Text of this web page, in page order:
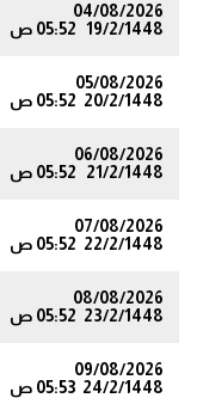
04/08/2026
19/2/1448 05:52 ص
05/08/2026
20/2/1448 05:52 ص
06/08/2026
21/2/1448
05:52 ص
07/08/2026
22/2/1448 05:52 ص
08/08/2026
23/2/1448 05:52 ص
09/08/2026
24/2/1448 05:53 ص